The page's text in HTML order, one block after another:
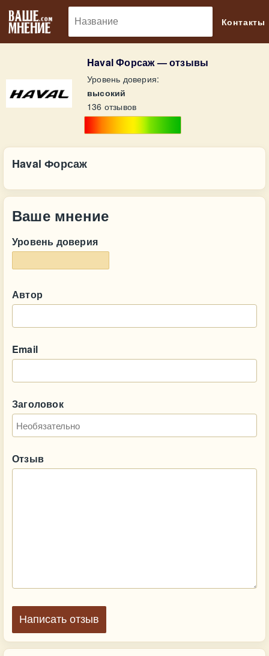
Контакты
Haval Форсаж — отзывы
Уровень доверия:
высокий
136 отзывов
Haval Форсаж
Ваше мнение
Уровень доверия
Автор
Email
Заголовок
Отзыв
Написать отзыв